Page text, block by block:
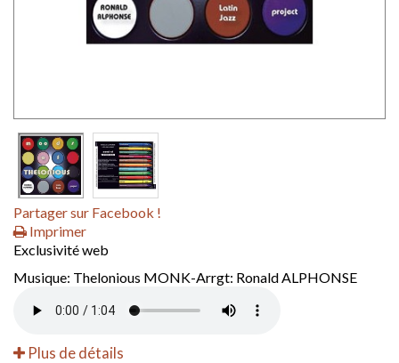
Partager sur Facebook !
Imprimer
Exclusivité web
Musique: Thelonious MONK-Arrgt: Ronald ALPHONSE
Plus de détails